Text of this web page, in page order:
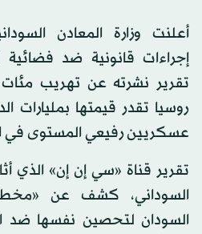
أعلنت وزارة المعادن
إجراءات قانونية ضد
تقرير نشرته عن تهريب
روسيا تقدر قيمتها بمليارات
عسكريين رفيعي المستوى في
تقرير قناة «سي إن إن» الذي
السوداني، كشف عن
السودان لتحصين نفسها ضد